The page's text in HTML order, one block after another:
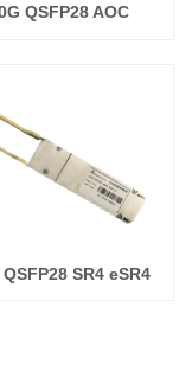
QSFP28 AOC
QSFP28 SR4 eSR4